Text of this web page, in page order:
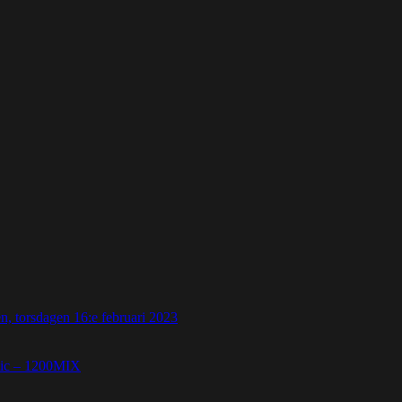
torsdagen 16:e februari 2023
– 1200MIX